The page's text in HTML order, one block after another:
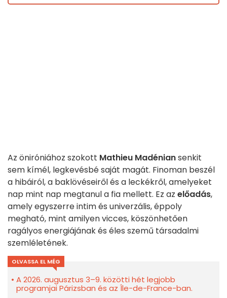
Az öniróniához szokott Mathieu Madéniansenkit
sem kímél, legkevésbé saját magát. Finoman beszél
a hibáiról, a baklövéseiről és a leckékről, amelyeket
nap mint nap megtanul a fia mellett. Ez az előadás,
amely egyszerre intim és univerzális, éppoly
megható, mint amilyen vicces, köszönhetően
ragályos energiájának és éles szemű társadalmi
szemléletének.
OLVASSA EL MÉG
A 2026. augusztus 3–9. közötti hét legjobb
programjai Párizsban és az Île-de-France-ban.